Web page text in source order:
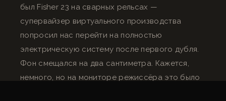
был Fisher 23 на сварных рельсах —
супервайзер виртуального производства
попросил нас перейти на полностью
электрическую систему после первого дубля.
Фон смещался на два сантиметра. Кажется,
немного, но на мониторе режиссёра это было